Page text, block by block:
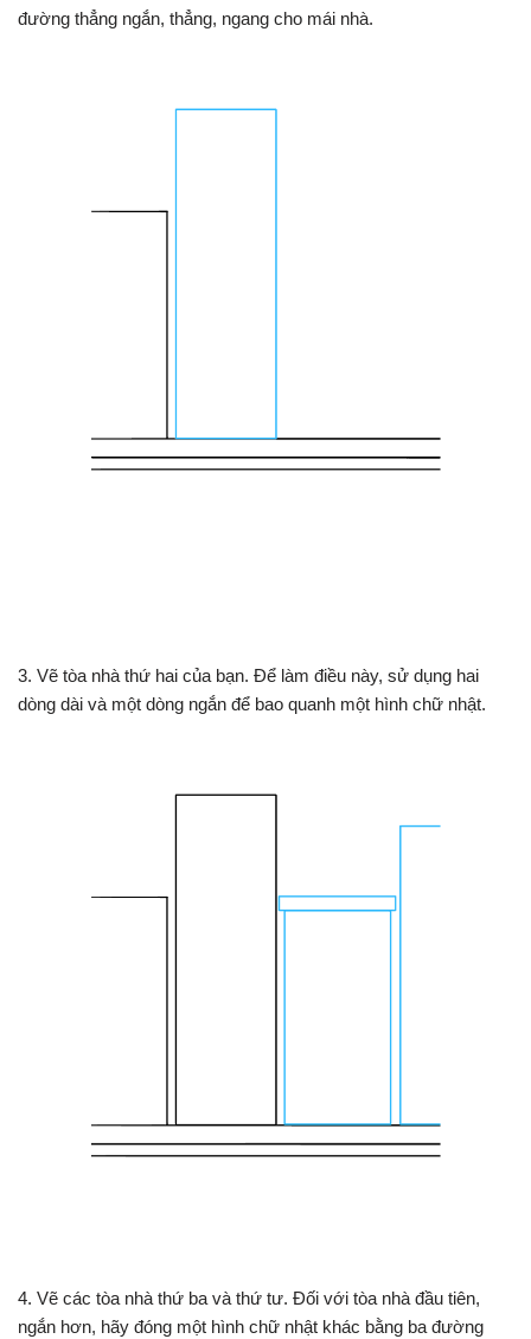
đường thẳng ngắn, thẳng, ngang cho mái nhà.
3. Vẽ tòa nhà thứ hai của bạn. Để làm điều này, sử dụng hai
dòng dài và một dòng ngắn để bao quanh một hình chữ nhật.
4. Vẽ các tòa nhà thứ ba và thứ tư. Đối với tòa nhà đầu tiên,
ngắn hơn, hãy đóng một hình chữ nhật khác bằng ba đường